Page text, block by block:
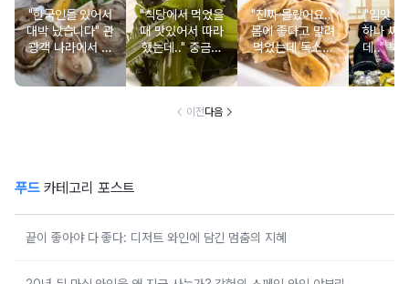
"한국인들 있어서
대박 났습니다" 관
광객 나라에서 남
녀노소 보양식처
럼 먹는 음식
"식당에서 먹었을
때 맛있어서 따라
했는데.." 중금속
싹 다 빠질 줄 몰
랐어요
"진짜 몰랐어요.."
몸에 좋다고 말려
먹었는데 독소를
먹고 있었던 의외
의 음식
"입맛 없
하나 싸
데.." 북
외로 안
건
이전다음
푸드카테고리 포스트
끝이 좋아야 다 좋다: 디저트 와인에 담긴 멈춤의 지혜